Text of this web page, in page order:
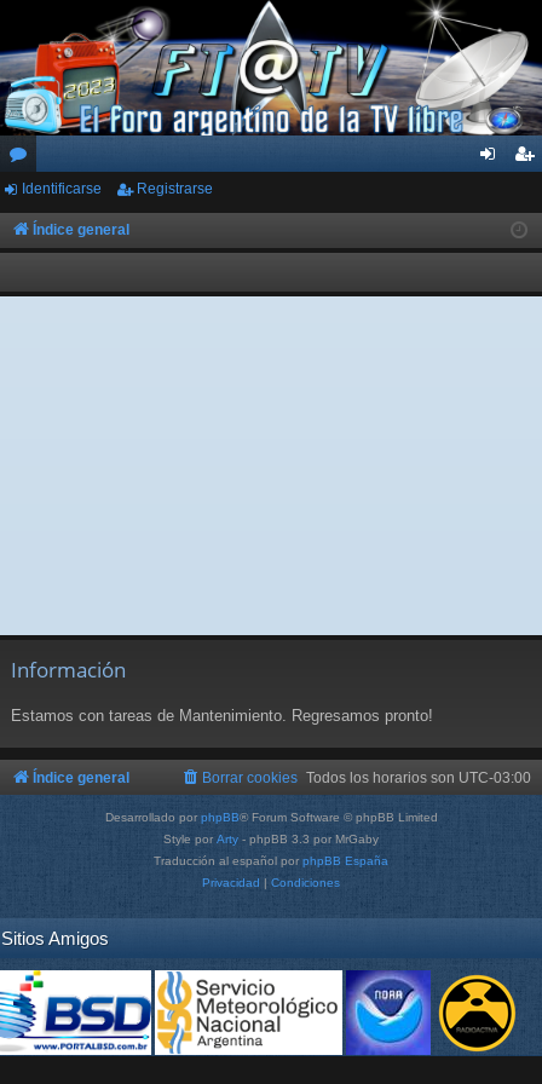
or
os
ar
ist
rs
Identificarse Registrarse
Índice general
Información
Estamos con tareas de Mantenimiento. Regresamos pronto!
Índice general Todos los horarios son UTC-03:00
Borrar cookies
Desarrollado por phpBB® Forum Software © phpBB Limited
Style por Arty - phpBB 3.3 por MrGaby
Traducción al español por phpBB España
Privacidad | Condiciones
Sitios Amigos